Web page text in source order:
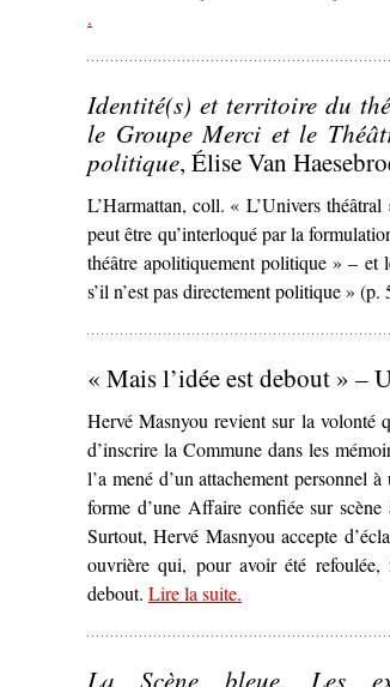
– ‘Quand le cinéma s’empare d’un
.
Identité(s) et territoire du
le Groupe Merci et le
politique, Élise Van
L’Harmattan, coll. « L’Univers
peut être qu’interloqué par la
théâtre apolitiquement politique » –
s’il n’est pas directement politique »
« Mais l’idée est debout » –
Hervé Masnyou revient sur la volonté
d’inscrire la Commune dans les
l’a mené d’un attachement personnel
forme d’une Affaire confiée sur
Surtout, Hervé Masnyou accepte
ouvrière qui, pour avoir été refoulée,
debout. Lire la suite– ‘« Mais l’idée est
.
La Scène bleue. Les